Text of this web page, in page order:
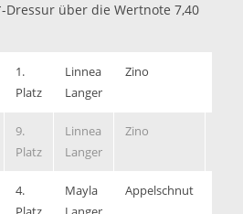
über die Wertnote 7,40
1.
Platz
Linnea
Langer
Zino
9.
Platz
Linnea
Langer
Zino
4.
Mayla
Appelschnut